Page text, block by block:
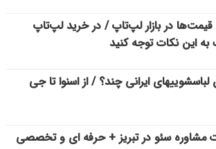
در بازار لپ‌تاپ / در خرید لپ‌تاپ
این نکات توجه کنید
ماشین لباسشویی‎های ایرانی چند؟ / از اسنوا تا جی
مشاوره سئو در تبریز + حرفه ای و تخصصی